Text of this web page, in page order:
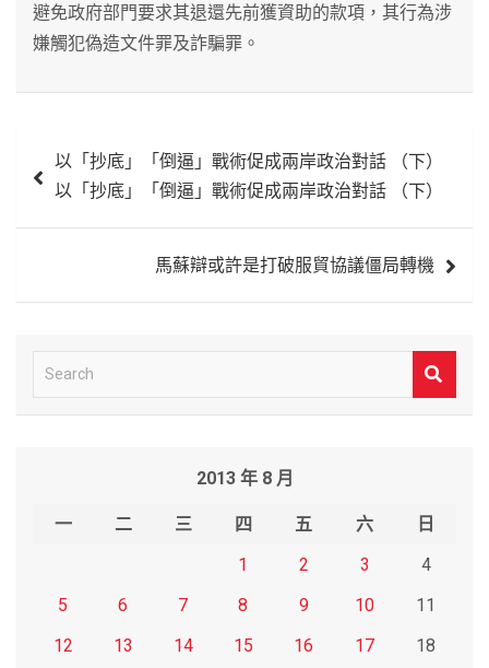
避免政府部門要求其退還先前獲資助的款項，其行為涉
嫌觸犯偽造文件罪及詐騙罪。
章 以「抄底」「倒逼」戰術促成兩岸政治對話 （下）
以「抄底」「倒逼」戰術促成兩岸政治對話 （下）
馬蘇辯或許是打破服貿協議僵局轉機
e
2013 年 8 月
一 二 三 四 五 六
日
1
2 3
4
5
6 7 8 9 10
11
12
13 14 15 16 17 18